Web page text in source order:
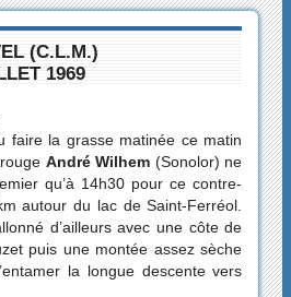
(C.L.M.)
1969
faire la grasse matinée ce matin
André Wilhem (Sonolor) ne
qu’à 14h30 pour ce contre-
autour du lac de Saint-Ferréol.
d’ailleurs avec une côte de
puis une montée assez sèche
la longue descente vers